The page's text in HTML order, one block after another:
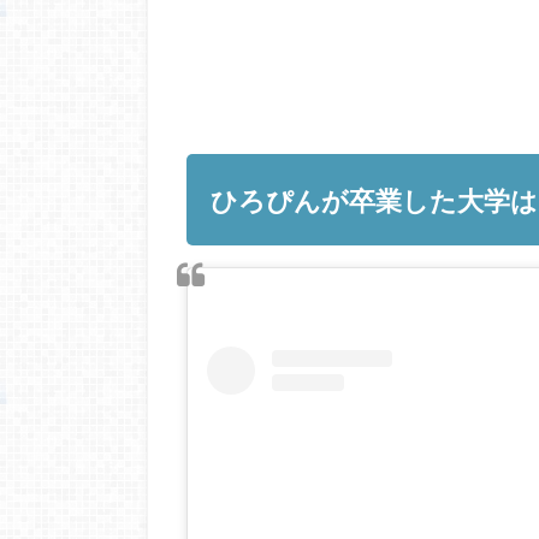
ひろぴんが卒業した大学